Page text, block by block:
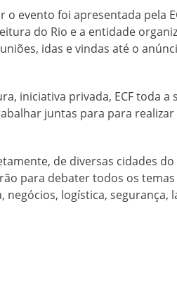
o evento foi apresentada pela
do Rio e a entidade
idas e vindas até o
iniciativa privada, ECF toda a
juntas para para
de diversas cidades
para debater todos os
logística, segurança,